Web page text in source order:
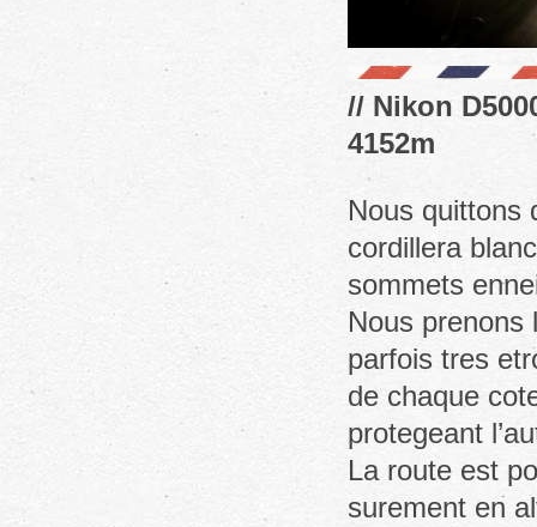
// Nikon
4152m
Nous quittons
cordillera
sommets
Nous prenons
parfois tres
de chaque
protegeant
La route est
surement en